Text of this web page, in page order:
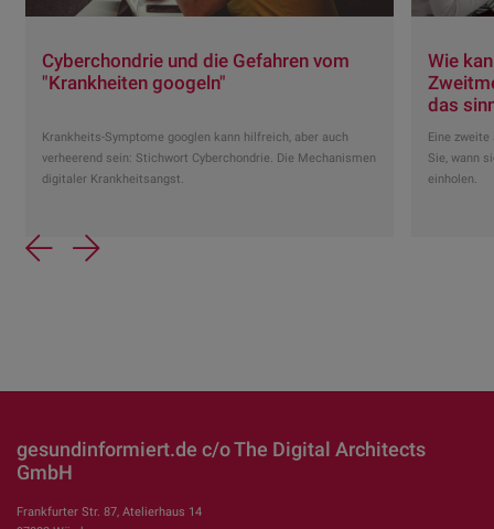
Cyberchondrie und die Gefahren vom
"Krankheiten googeln"
Krankheits-Symptome googlen kann hilfreich, aber auch
verheerend sein: Stichwort Cyberchondrie. Die Mechanismen
digitaler Krankheitsangst.
Wie
das
Eine
Sie, wann
einholen.
Previous
Next
gesundinformiert.de c/o The Digital Architects
GmbH
Frankfurter Str. 87, Atelierhaus 14